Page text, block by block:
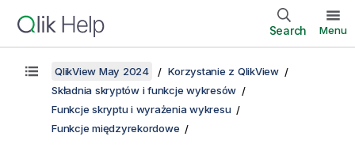
Search Menu
QlikView May 2024
Korzystanie z QlikView
Składnia skryptów i funkcje wykresów
Funkcje skryptu i wyrażenia wykresu
Funkcje międzyrekordowe